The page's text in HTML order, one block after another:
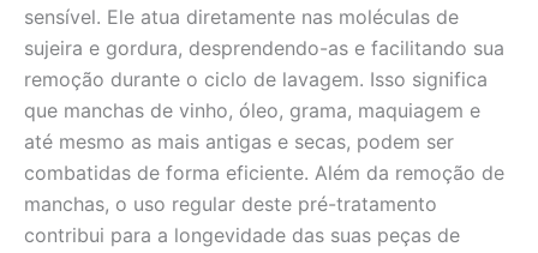
sensível. Ele atua diretamente nas moléculas de
sujeira e gordura, desprendendo-as e facilitando sua
remoção durante o ciclo de lavagem. Isso significa
que manchas de vinho, óleo, grama, maquiagem e
até mesmo as mais antigas e secas, podem ser
combatidas de forma eficiente. Além da remoção de
manchas, o uso regular deste pré-tratamento
contribui para a longevidade das suas peças de